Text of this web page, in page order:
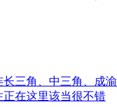
长三角、中三角、成渝
正在这里该当很不错